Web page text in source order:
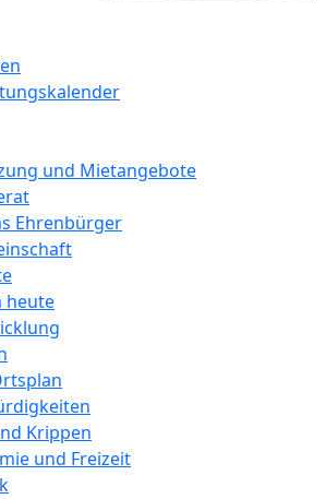
und Mietangebote
Ehrenbürger
heute
Krippen
und Freizeit